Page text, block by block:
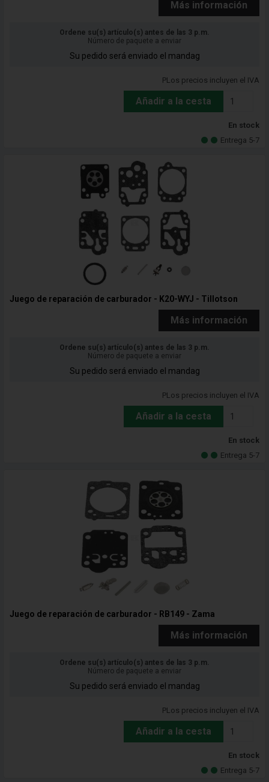
Más información
Ordene su(s) artículo(s) antes de las 3 p.m.
Número de paquete a enviar
Su pedido será enviado el mandag
PLos precios incluyen el IVA
Añadir a la cesta
En stock
Entrega 5-7
Juego de reparación de carburador - K20-WYJ - Tillotson
Más información
Ordene su(s) artículo(s) antes de las 3 p.m.
Número de paquete a enviar
Su pedido será enviado el mandag
PLos precios incluyen el IVA
Añadir a la cesta
En stock
Entrega 5-7
Juego de reparación de carburador - RB149 - Zama
Más información
Ordene su(s) artículo(s) antes de las 3 p.m.
Número de paquete a enviar
Su pedido será enviado el mandag
PLos precios incluyen el IVA
Añadir a la cesta
En stock
Entrega 5-7